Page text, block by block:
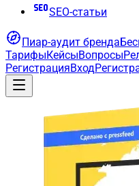
SEO-статьи
Пиар-аудит бренда
ТарифыКейсыВопросы
РегистрацияВход